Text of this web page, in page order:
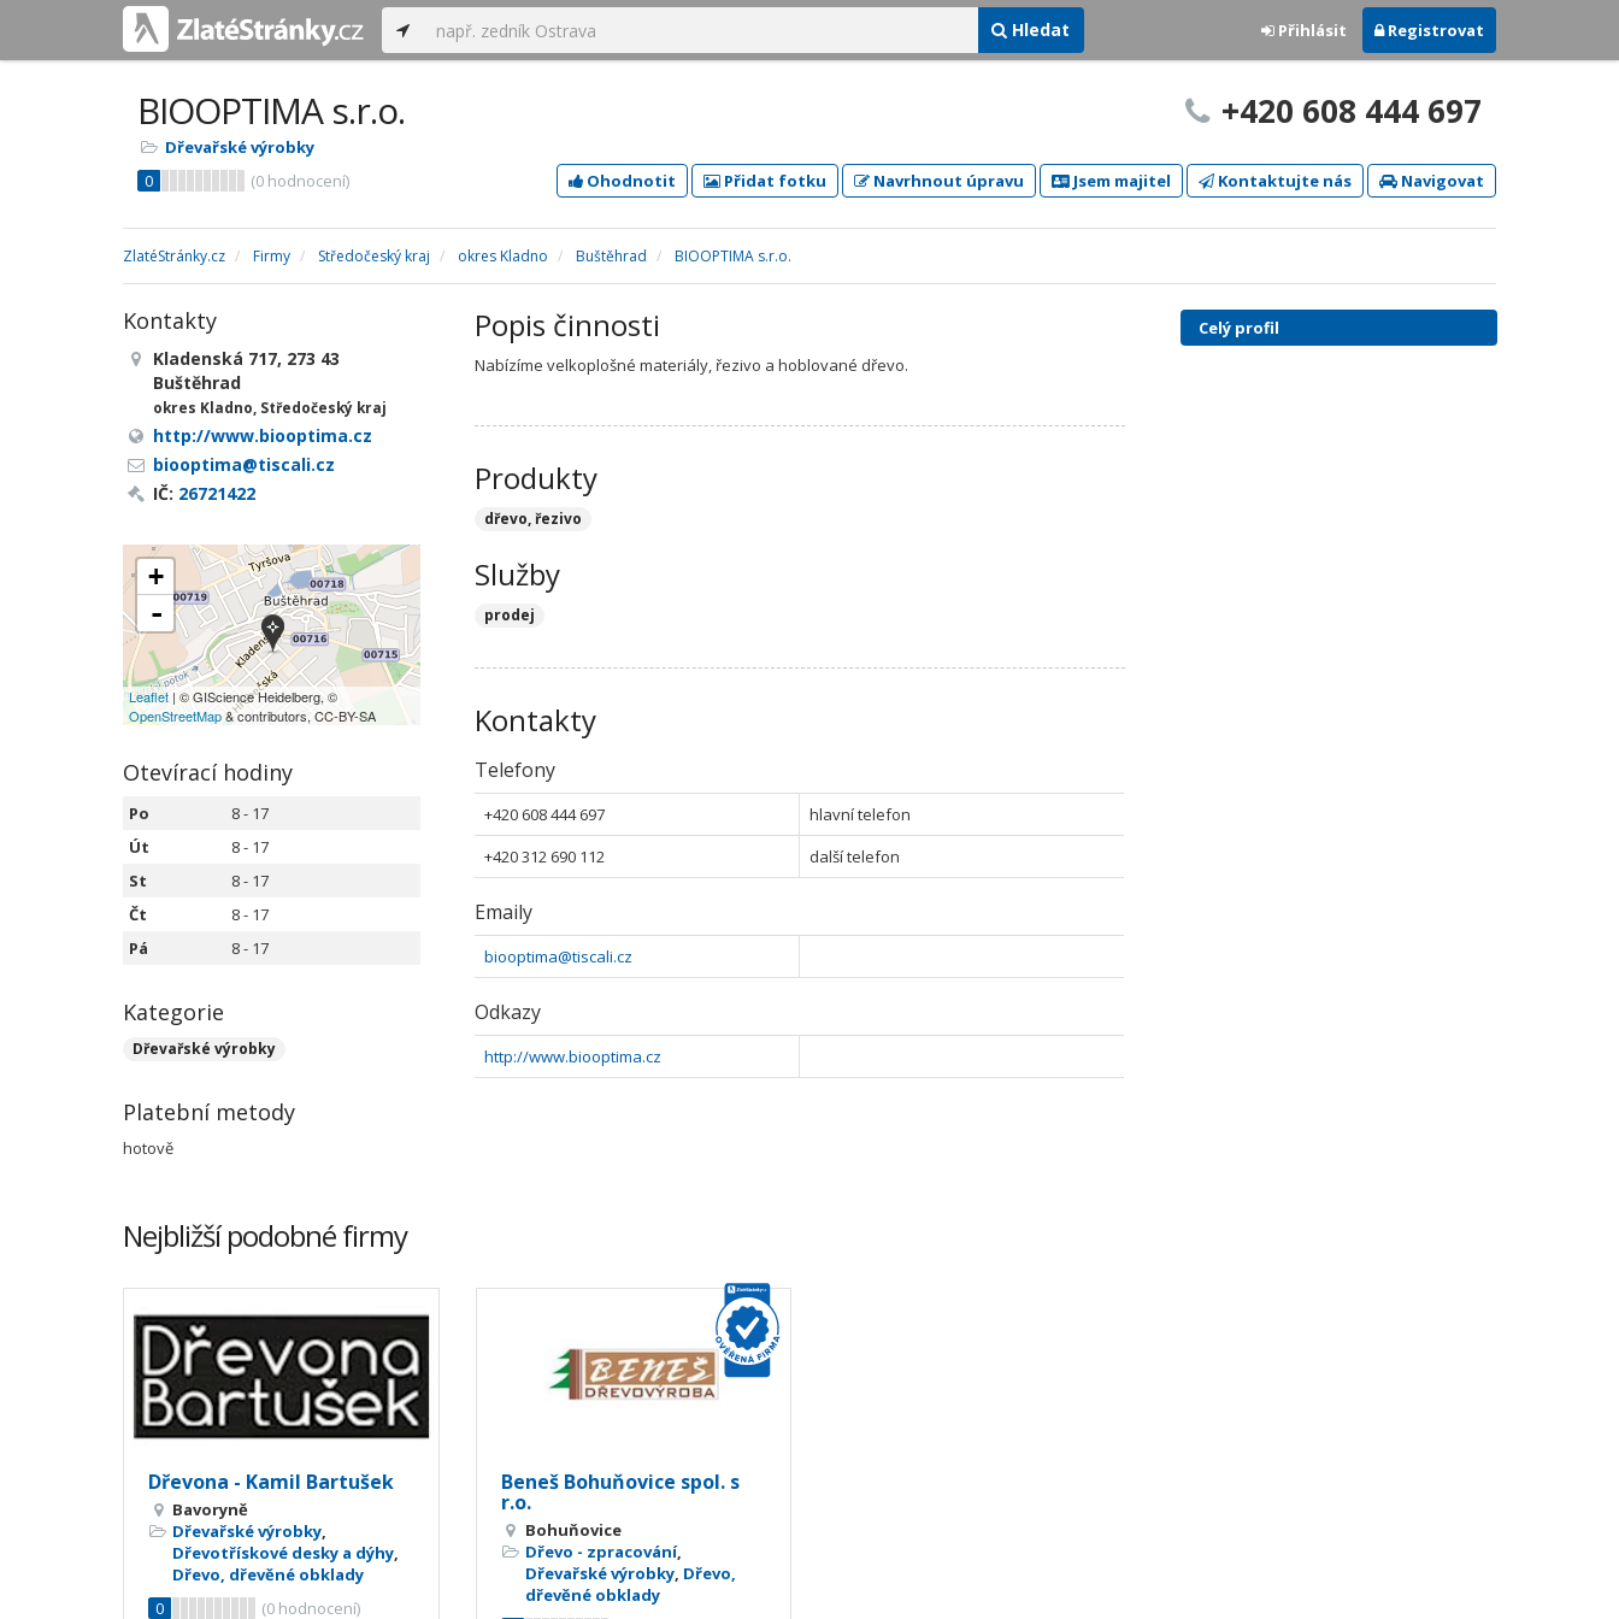
Hledat Přihlásit Registrovat
BIOOPTIMA s.r.o.
Dřevařské výrobky
0
(0 hodnocení)
+420 608 444 697
Ohodnotit Přidat fotku Navrhnout úpravu Jsem majitel Kontaktujte nás Navigovat
ZlatéStránky.cz Firmy Středočeský kraj okres Kladno Buštěhrad BIOOPTIMA s.r.o.
Popis činnosti
Nabízíme velkoplošné materiály, řezivo a hoblované dřevo.
Produkty
dřevo, řezivo
Služby
prodej
Kontakty
Telefony
+420 608 444 697
hlavní telefon
+420 312 690 112
další telefon
Emaily
biooptima@tiscali.cz
Odkazy
http://www.biooptima.cz
Kontakty
Kladenská 717, 273 43
Buštěhrad
okres Kladno, Středočeský kraj
http://www.biooptima.cz
biooptima@tiscali.cz
IČ: 26721422
+
-
Leaflet | © GIScience Heidelberg, ©
OpenStreetMap& contributors, CC-BY-SA
Otevírací hodiny
Po
8 - 17
Út
8 - 17
St
8 - 17
Čt
8 - 17
Pá
8 - 17
Kategorie
Dřevařské výrobky
Platební metody
hotově
Celý profil
Nejbližší podobné firmy
Dřevona - Kamil Bartušek
Bavoryně
Dřevařské výrobky,
Dřevotřískové desky a dýhy,
Dřevo, dřevěné obklady
0
(0 hodnocení)
Beneš Bohuňovice spol. s
r.o.
Bohuňovice
Dřevo - zpracování,
Dřevařské výrobky, Dřevo,
dřevěné obklady